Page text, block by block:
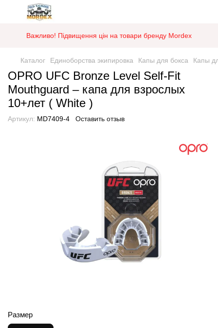
Важливо! Підвищення цін на товари бренду Mordex
Каталог Единоборства экипировка Капы для бокса Капы
OPRO UFC Bronze Level Self-Fit
Mouthguard – капа для взрослых
10+лет ( White )
Артикул: MD7409-4 Оставить отзыв
Размер